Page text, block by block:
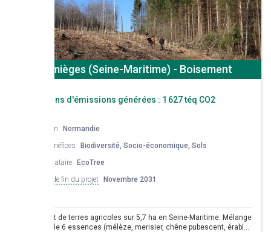
Jumièges (Seine-Maritime) - Boisement
Réductions d'émissions générées : 1 627 téq CO2
Région
Normandie
Co-bénéfices
Biodiversité, Socio-économique, Sols
Mandataire
EcoTree
Date de fin du projet
Novembre 2031
Boisement de terres agricoles sur 5,7 ha en Seine-Maritime. Mélange
diversifié de 6 essences (mélèze, merisier, chêne pubescent, érable